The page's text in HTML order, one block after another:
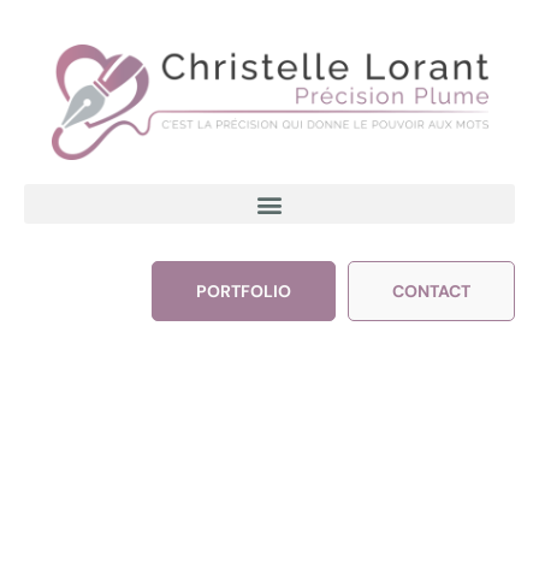
PORTFOLIO CONTACT